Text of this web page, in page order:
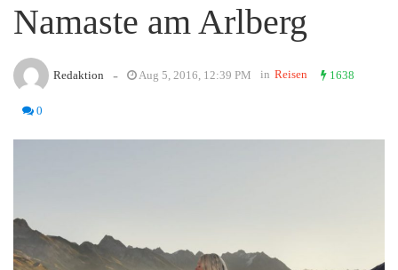
Namaste am Arlberg
Redaktion - Aug 5, 2016, 12:39 PM in Reisen 1638
0